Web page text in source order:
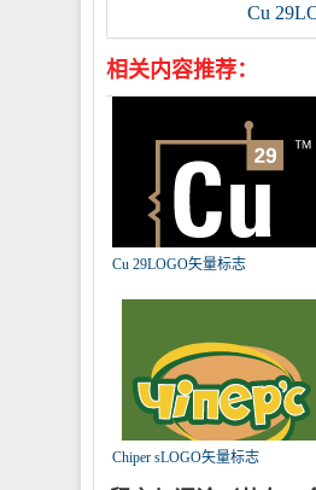
Cu
相关内容推荐：
Cu 29LOGO矢量标志
Chiper sLOGO矢量标志